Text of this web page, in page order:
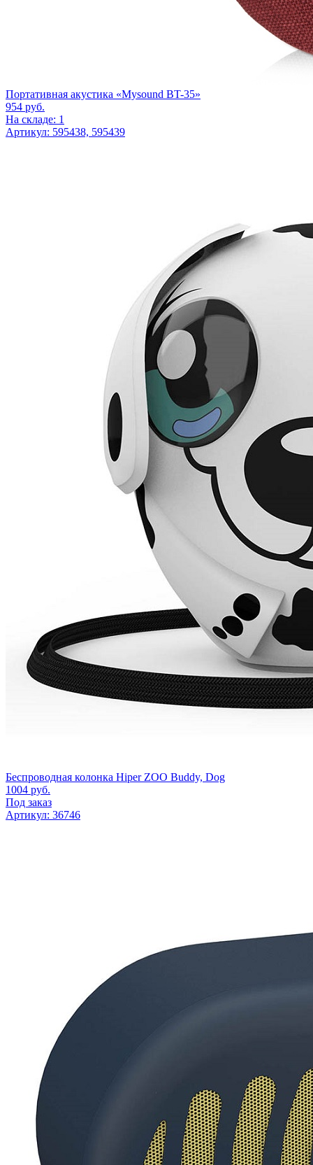
Портативная акустика «Mysound BT-35»
954 руб.
На складе: 1
Артикул: 595438, 595439
Беспроводная колонка Hiper ZOO Buddy, Dog
1004 руб.
Под заказ
Артикул: 36746